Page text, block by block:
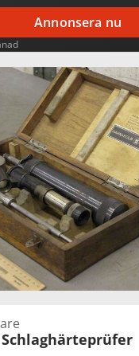
Annonsera nu
Schlaghärteprüfer